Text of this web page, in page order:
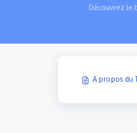
Découvrez le
A propos du